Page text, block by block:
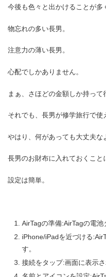
今後も色々と出かけることが多
物忘れの多い長男。
注意力の薄い長男。
心配でしかありません。
まぁ、さほどの金額しか持って
それでも、長男が修学旅行で使
やはり、何があっても大丈夫な
長男のお財布に入れておくこと
設定は簡単。
AirTagの準備:AirTagの電池
iPhone/iPadを近づける
す。
接続をタップ:画面に表示